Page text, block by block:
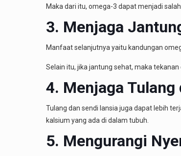
Maka dari itu, omega-3 dapat menjadi
3. Menjaga
Manfaat selanjutnya yaitu kandungan
Selain itu, jika jantung sehat, maka
4. Menjaga Tulang
Tulang dan sendi lansia juga dapat lebih
kalsium yang ada di dalam tubuh.
5. Mengurangi